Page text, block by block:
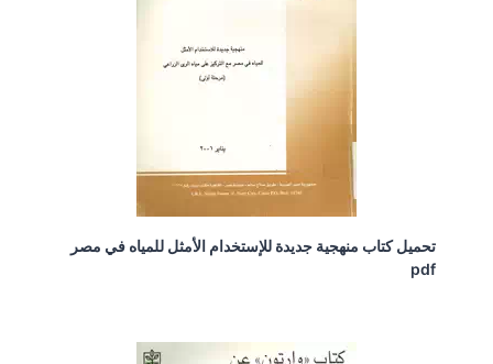
تحميل كتاب منهجية جديدة للإستخدام الأمثل للمياه في مصر
pdf